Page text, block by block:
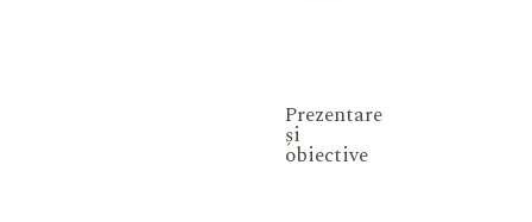
Prezentare
și
obiective